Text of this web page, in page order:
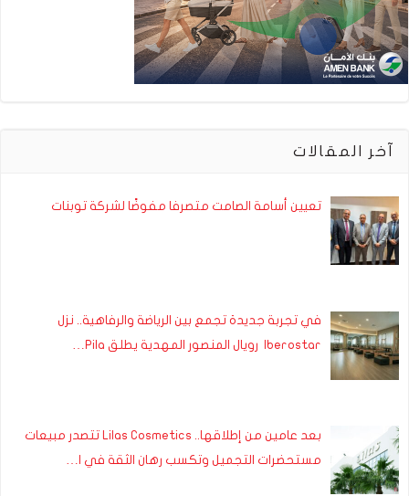
آخر المقالات
تعيين أسامة الصامت متصرفا مفوضًا لشركة توبنات
في تجربة جديدة تجمع بين الرياضة والرفاهية.. نزل
Iberostar رويال المنصور المهدية يطلق Pila…
بعد عامين من إطلاقها.. Lilas Cosmetics تتصدر مبيعات
مستحضرات التجميل وتكسب رهان الثقة في ا…